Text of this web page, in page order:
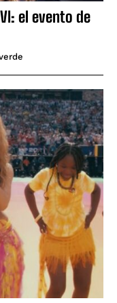
el evento de